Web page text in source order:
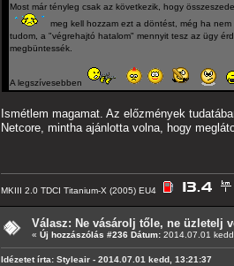
Most már tényleg csak az következik, hogy
meg kell hozzam ezt a döntést, még ha
tudom, a "végrehajtó hatalom" mennyit tesz az ügy
megbüntessék.
A legszívesebben
Ismétlem magamat. Az előzmények
Netcore, mintha ajánlotta volna, hogy
MKIII 2.0 TDCI Titanium-X (2005) EU4
Válasz: Ne vásárolj tőle, ne üzletelj
« Új hozzászólás #236 Dátum: 2014.07.01
Idézetet írta: Styleair - 2014.07.01 kedd, 13:21:37